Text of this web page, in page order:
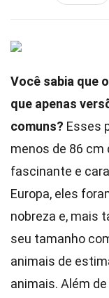
Você sabia que
que apenas
comuns? Esses
menos de 86 cm
fascinante e
Europa, eles
nobreza e, mais
seu tamanho
animais de
animais. Além